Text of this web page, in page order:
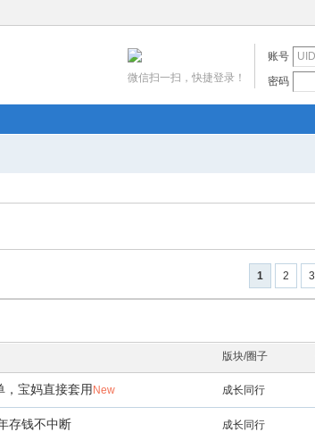
账号
密码
微信扫一扫，快捷登录！
1 2 3
版块/圈子
宝妈直接套用 New 成长同行
存钱不中断 成长同行